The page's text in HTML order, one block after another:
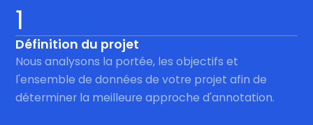
1
Définition du projet
Nous analysons la portée, les objectifs et
l'ensemble de données de votre projet afin de
déterminer la meilleure approche d'annotation.